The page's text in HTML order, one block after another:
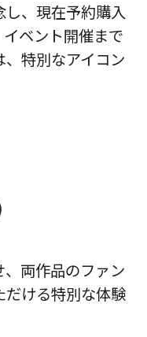
し、現在予約購入
ベント開催まで
特別なアイコン
両作品のファン
ける特別な体験